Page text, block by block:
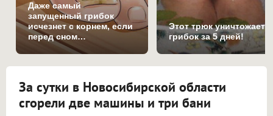
Даже самый
запущенный грибок
исчезнет с корнем, если
перед сном…
Этот трюк уничтожает
грибок за 5 дней!
За сутки в Новосибирской области
сгорели две машины и три бани